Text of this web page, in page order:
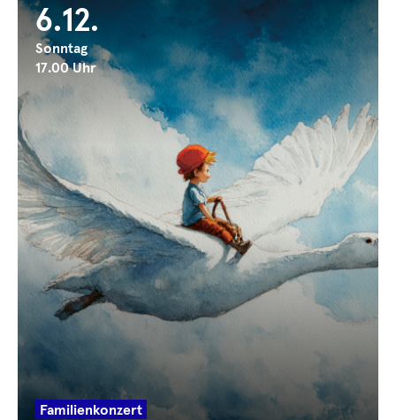
6.12.
Sonntag
17.00 Uhr
Familienkonzert